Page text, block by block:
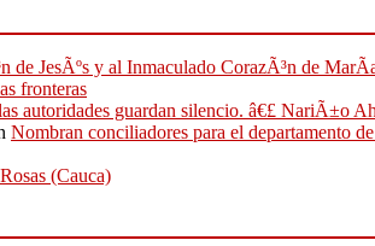
de JesÃºs y al Inmaculado CorazÃ³n de
fronteras
autoridades guardan silencio. â€£ NariÃ±o
Nombran conciliadores para el departamento
(Cauca)